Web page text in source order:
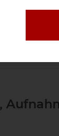
Fein